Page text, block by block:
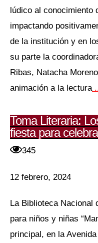
lúdico al conocimiento
impactando
de la institución y en
su parte la
Ribas, Natacha
animación a la lectura
Toma Literaria:
fiesta para
345
12 febrero, 2024
La Biblioteca Nacional
para niños y niñas
principal, en la